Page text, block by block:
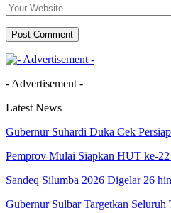
- Advertisement -
Latest News
Gubernur Suhardi Duka Cek
Pemprov Mulai Siapkan HUT ke-
Sandeq Silumba 2026 Digelar 26
Gubernur Sulbar Targetkan